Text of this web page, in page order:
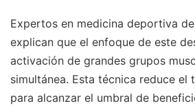
Expertos en medicina deportiva
explican que el enfoque de este
activación de grandes grupos
simultánea. Esta técnica reduce el
para alcanzar el umbral de